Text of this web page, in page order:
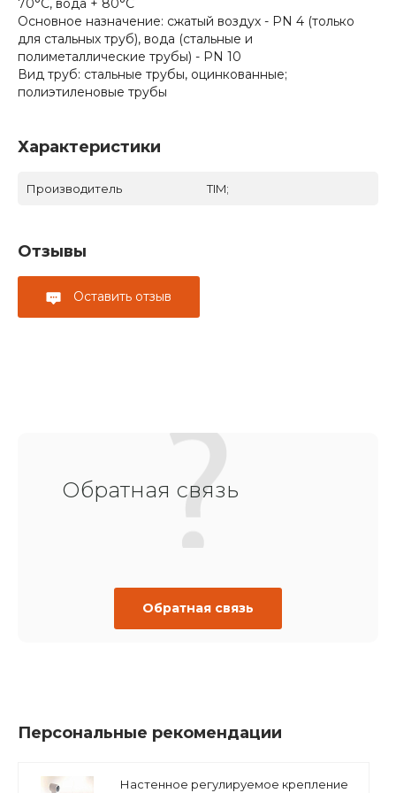
70°С, вода + 80°C
Основное назначение: сжатый воздух - PN 4 (только
для стальных труб), вода (стальные и
полиметаллические трубы) - PN 10
Вид труб: стальные трубы, оцинкованные;
полиэтиленовые трубы
Характеристики
Производитель TIM;
Отзывы
Оставить отзыв
Обратная связь
Обратная связь
Персональные рекомендации
Настенное регулируемое крепление